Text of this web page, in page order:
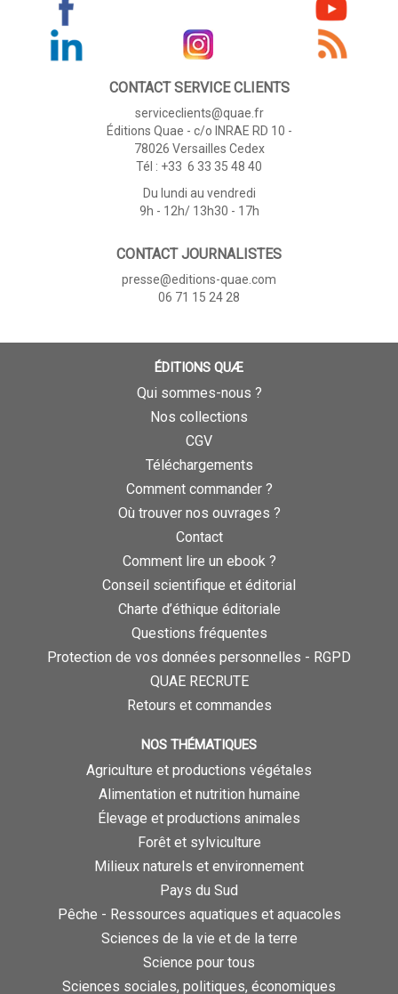
CONTACT SERVICE CLIENTS
serviceclients@quae.fr
Éditions Quae - c/o INRAE RD 10 -
78026 Versailles Cedex
Tél : +33 6 33 35 48 40
Du lundi au vendredi
9h - 12h/ 13h30 - 17h
CONTACT JOURNALISTES
presse@editions-quae.com
06 71 15 24 28
ÉDITIONS QUÆ
Qui sommes-nous ?
Nos collections
CGV
Téléchargements
Comment commander ?
Où trouver nos ouvrages ?
Contact
Comment lire un ebook ?
Conseil scientifique et éditorial
Charte d’éthique éditoriale
Questions fréquentes
Protection de vos données personnelles - RGPD
QUAE RECRUTE
Retours et commandes
NOS THÉMATIQUES
Agriculture et productions végétales
Alimentation et nutrition humaine
Élevage et productions animales
Forêt et sylviculture
Milieux naturels et environnement
Pays du Sud
Pêche - Ressources aquatiques et aquacoles
Sciences de la vie et de la terre
Science pour tous
Sciences sociales, politiques, économiques